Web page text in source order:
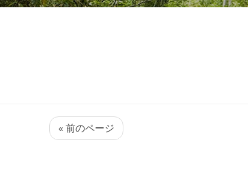
« 前のページ